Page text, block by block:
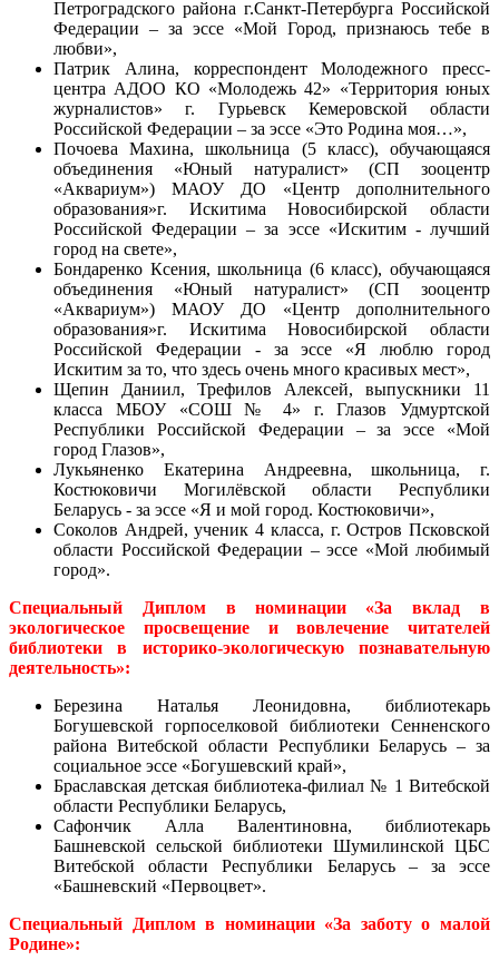
Петроградского района г.Санкт-Петербурга Российской
Федерации – за эссе «Мой Город, признаюсь тебе в
любви»,
Патрик Алина, корреспондент Молодежного пресс-
центра АДОО КО «Молодежь 42» «Территория юных
журналистов» г. Гурьевск Кемеровской области
Российской Федерации – за эссе «Это Родина моя…»,
Почоева Махина, школьница (5 класс), обучающаяся
объединения «Юный натуралист» (СП зооцентр
«Аквариум») МАОУ ДО «Центр дополнительного
образования»г. Искитима Новосибирской области
Российской Федерации – за эссе «Искитим - лучший
город на свете»,
Бондаренко Ксения, школьница (6 класс), обучающаяся
объединения «Юный натуралист» (СП зооцентр
«Аквариум») МАОУ ДО «Центр дополнительного
образования»г. Искитима Новосибирской области
Российской Федерации - за эссе «Я люблю город
Искитим за то, что здесь очень много красивых мест»,
Щепин Даниил, Трефилов Алексей, выпускники 11
класса МБОУ «СОШ № 4» г. Глазов Удмуртской
Республики Российской Федерации – за эссе «Мой
город Глазов»,
Лукьяненко Екатерина Андреевна, школьница, г.
Костюковичи Могилёвской области Республики
Беларусь - за эссе «Я и мой город. Костюковичи»,
Соколов Андрей, ученик 4 класса, г. Остров Псковской
области Российской Федерации – эссе «Мой любимый
город».
Специальный Диплом в номинации «За вклад в
экологическое просвещение и вовлечение читателей
библиотеки в историко-экологическую познавательную
деятельность»:
Березина Наталья Леонидовна, библиотекарь
Богушевской горпоселковой библиотеки Сенненского
района Витебской области Республики Беларусь – за
социальное эссе «Богушевский край»,
Браславская детская библиотека-филиал № 1 Витебской
области Республики Беларусь,
Сафончик Алла Валентиновна, библиотекарь
Башневской сельской библиотеки Шумилинской ЦБС
Витебской области Республики Беларусь – за эссе
«Башневский «Первоцвет».
Специальный Диплом в номинации «За заботу о малой
Родине»: